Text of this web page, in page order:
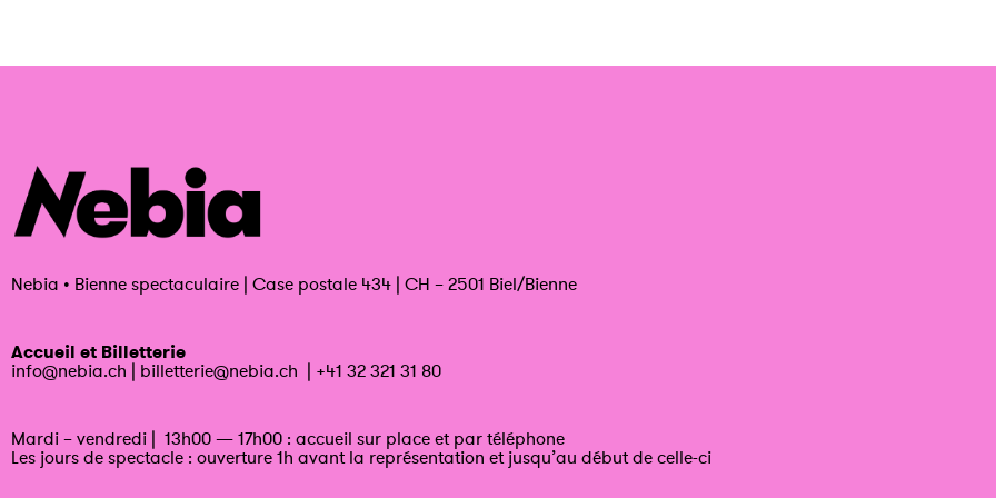
Nebia • Bienne spectaculaire | Case postale 434 | CH – 2501 Biel/Bienne
Accueil et Billetterie
info@nebia.ch | billetterie@nebia.ch | +41 32 321 31 80
Mardi – vendredi | 13h00 — 17h00 : accueil sur place et par téléphone
Les jours de spectacle : ouverture 1h avant la représentation et jusqu’au début de celle-ci